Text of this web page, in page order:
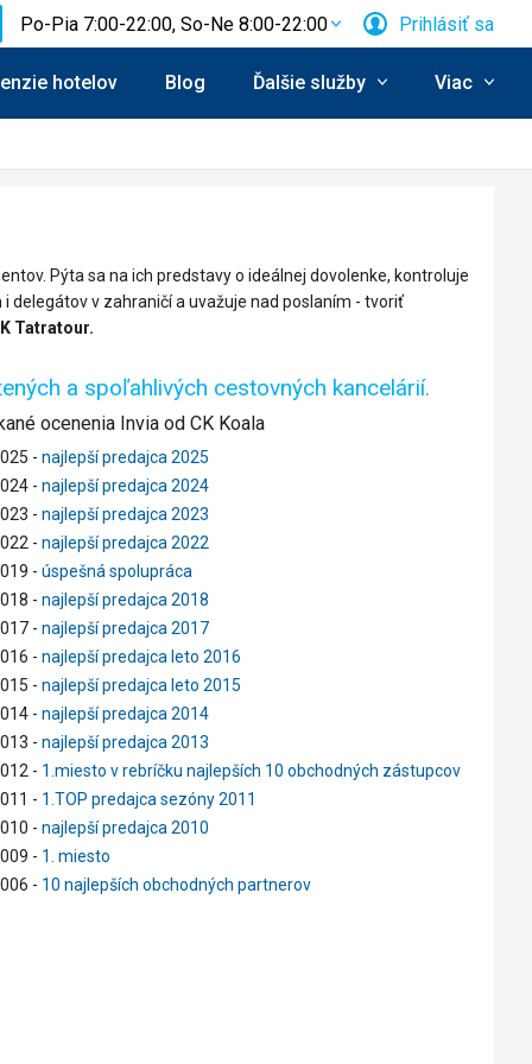
Po-Pia 7:00-22:00, So-Ne 8:00-22:00 Prihlásiť sa
hotelov Blog Ďalšie služby Viac
Pýta sa na ich predstavy o ideálnej dovolenke, kontroluje
delegátov v zahraničí a uvažuje nad poslaním - tvoriť
Tatratour.
a spoľahlivých cestovných kancelárií.
ocenenia Invia od CK Koala
- najlepší predajca 2025
- najlepší predajca 2024
- najlepší predajca 2023
- najlepší predajca 2022
- úspešná spolupráca
- najlepší predajca 2018
- najlepší predajca 2017
- najlepší predajca leto 2016
- najlepší predajca leto 2015
- najlepší predajca 2014
- najlepší predajca 2013
- 1.miesto v rebríčku najlepších 10 obchodných zástupcov
- 1.TOP predajca sezóny 2011
- najlepší predajca 2010
- 1. miesto
- 10 najlepších obchodných partnerov